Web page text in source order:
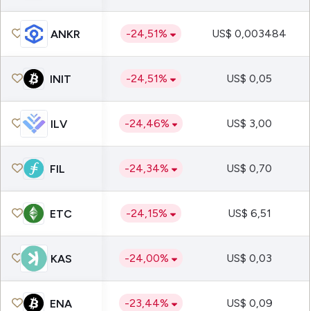
ANKR -24,51% US$ 0,003484
INIT -24,51% US$ 0,05
ILV -24,46% US$ 3,00
FIL -24,34% US$ 0,70
ETC -24,15% US$ 6,51
KAS -24,00% US$ 0,03
ENA -23,44% US$ 0,09